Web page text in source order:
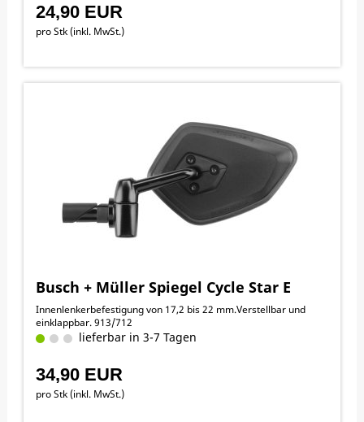
24,90 EUR
pro Stk (inkl. MwSt.)
Busch + Müller Spiegel Cycle Star E
Innenlenkerbefestigung von 17,2 bis 22 mm.Verstellbar und
einklappbar. 913/712
lieferbar in 3-7 Tagen
34,90 EUR
pro Stk (inkl. MwSt.)